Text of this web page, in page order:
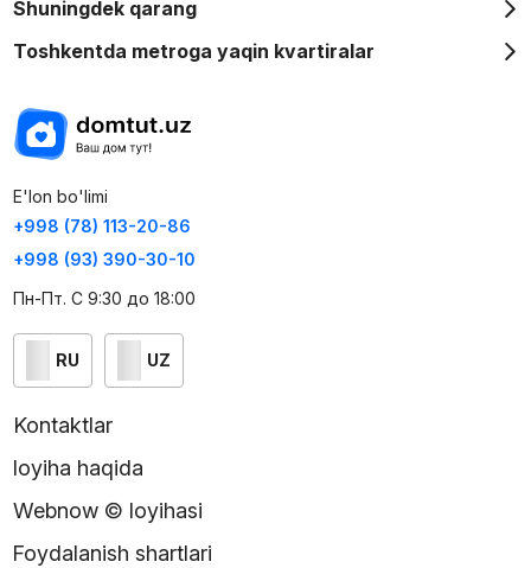
Shuningdek qarang
Toshkentda metroga yaqin kvartiralar
E'lon bo'limi
+998 (78) 113-20-86
+998 (93) 390-30-10
Пн-Пт. С 9:30 до 18:00
RU UZ
Kontaktlar
loyiha haqida
Webnow © loyihasi
Foydalanish shartlari